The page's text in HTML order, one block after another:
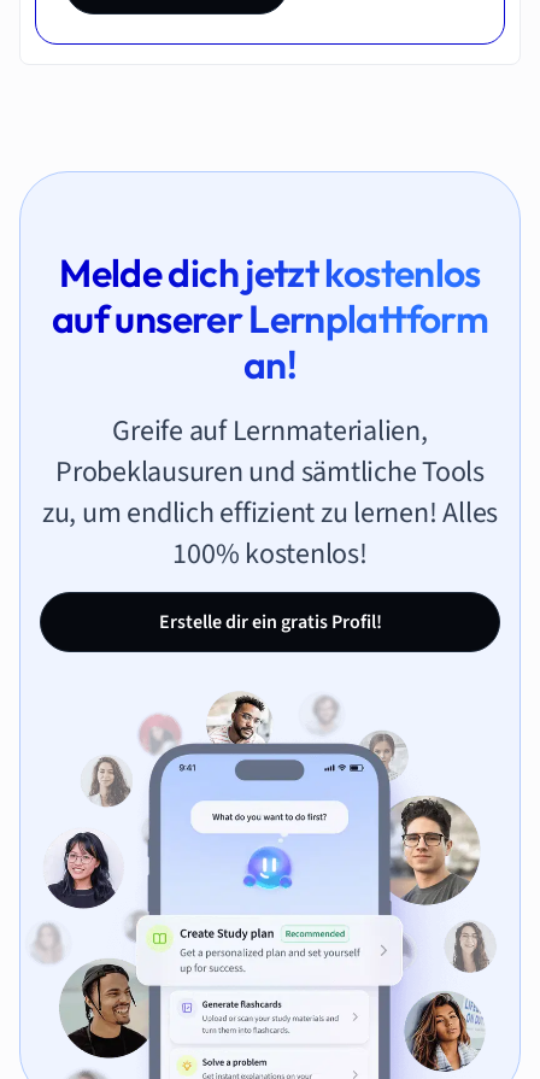
Melde dich jetzt kostenlos
auf unserer Lernplattform
an!
Greife auf Lernmaterialien,
Probeklausuren und sämtliche Tools
zu, um endlich effizient zu lernen! Alles
100% kostenlos!
Erstelle dir ein gratis Profil!